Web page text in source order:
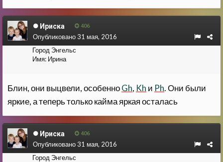
Ириска 406
Город Энгельс
Имя: Ирина
Опубликовано31 мая, 2016
Блин, они выцвели, особенноGh, Kh и Ph. Они были
яркие, а теперь только кайма яркая осталась
Ириска 406
Город Энгельс
Опубликовано31 мая, 2016